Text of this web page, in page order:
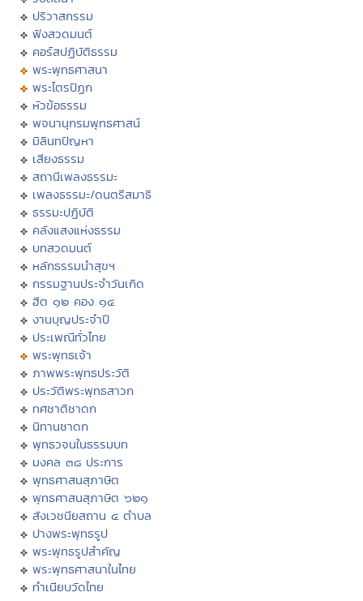
ปริวาสกรรม
ฟังสวดมนต์
คอร์สปฏิบัติธรรม
พระพุทธศาสนา
พระไตรปิฏก
หัวข้อธรรม
พจนานุกรมพุทธศาสน์
มิลินทปัญหา
เสียงธรรม
สถานีเพลงธรรมะ
เพลงธรรมะ/ดนตรีสมาธิ
ธรรมะปฏิบัติ
คลังแสงแห่งธรรม
บทสวดมนต์
หลักธรรมนำสุขฯ
กรรมฐานประจำวันเกิด
ฮีต ๑๒ คอง ๑๔
งานบุญประจำปี
ประเพณีทั่วไทย
พระพุทธเจ้า
ภาพพระพุทธประวัติ
ประวัติพระพุทธสาวก
ทศชาติชาดก
นิทานชาดก
พุทธวจนในธรรมบท
มงคล ๓๘ ประการ
พุทธศาสนสุภาษิต
พุทธศาสนสุภาษิต ๖๒๑
สังเวชนียสถาน ๔ ตำบล
ปางพระพุทธรูป
พระพุทธรูปสำคัญ
พระพุทธศาสนาในไทย
ทำเนียบวัดไทย